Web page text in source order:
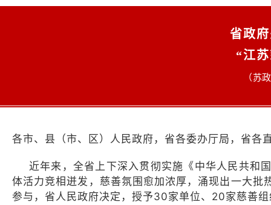
省政
“江
（苏
各市、县（市、区）人民政府，省各委办厅局，省各
近年来，全省上下深入贯彻实施《中华人民共和
体活力竞相迸发，慈善氛围愈加浓厚，涌现出一大
参与，省人民政府决定，授予30家单位、20家慈善